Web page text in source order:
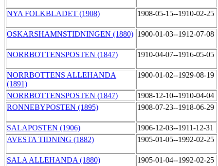
NYA FOLKBLADET (1908) 1908-05-15--1910-02-25
OSKARSHAMNSTIDNINGEN (1880) 1900-01-03--1912-07-08
NORRBOTTENSPOSTEN (1847) 1910-04-07--1916-05-05
NORRBOTTENS ALLEHANDA
(1891)
1900-01-02--1929-08-19
NORRBOTTENSPOSTEN (1847)
1908-12-10--1910-04-04
RONNEBYPOSTEN (1895)
1908-07-23--1918-06-29
SALAPOSTEN (1906)
1906-12-03--1911-12-31
AVESTA TIDNING (1882)
1905-01-05--1992-02-25
SALA ALLEHANDA (1880) 1905-01-04--1992-02-25